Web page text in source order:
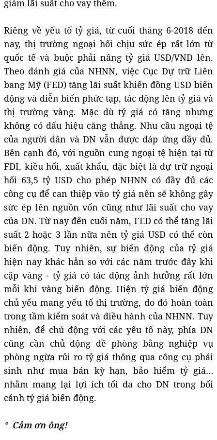
giảm lãi suất cho vay thêm.
Riêng về yếu tố tỷ giá, từ cuối tháng 6-2018 đến
nay, thị trường ngoại hối chịu sức ép rất lớn từ
quốc tế và buộc phải nâng tỷ giá USD/VND lên.
Theo đánh giá của NHNN, việc Cục Dự trữ Liên
bang Mỹ (FED) tăng lãi suất khiến đồng USD biến
động và diễn biến phức tạp, tác động lên tỷ giá và
thị trường vàng. Mặc dù tỷ giá có tăng nhưng
không có dấu hiệu căng thẳng. Nhu cầu ngoại tệ
của người dân và DN vẫn được đáp ứng đầy đủ.
Bên cạnh đó, với nguồn cung ngoại tệ hiện tại từ
FDI, kiều hối, xuất khẩu, đặc biệt là dự trữ ngoại
hối 63,5 tỷ USD cho phép NHNN có đầy đủ các
công cụ để can thiệp vào tỷ giá nên sẽ không gây
sức ép lên nguồn vốn cũng như lãi suất cho vay
của DN. Từ nay đến cuối năm, FED có thể tăng lãi
suất 2 hoặc 3 lần nữa nên tỷ giá USD có thể còn
biến động. Tuy nhiên, sự biến động của tỷ giá
hiện nay khác hẳn so với các năm trước đây khi
cặp vàng - tỷ giá có tác động ảnh hưởng rất lớn
mỗi khi vàng biến động. Hiện tỷ giá biến động
chủ yếu mang yếu tố thị trường, do đó hoàn toàn
trong tầm kiểm soát và điều hành của NHNN. Tuy
nhiên, để chủ động với các yếu tố này, phía DN
cũng cần chủ động đề phòng bằng nghiệp vụ
phòng ngừa rủi ro tỷ giá thông qua công cụ phái
sinh như mua bán kỳ hạn, bảo hiểm tỷ giá…
nhằm mang lại lợi ích tối đa cho DN trong bối
cảnh tỷ giá biến động.
° Cảm ơn ông!